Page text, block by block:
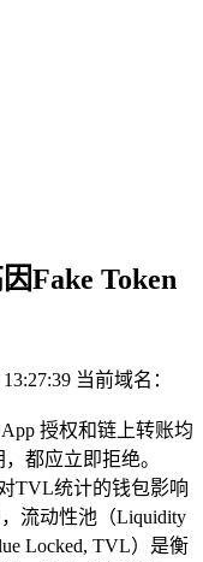
Fake Token
当前域名：
授权和链上转账均
都应立即拒绝。
TVL统计的钱包影响
流动性池（Liquidity
Locked, TVL）是衡